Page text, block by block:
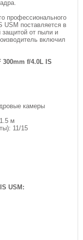
профессионального
USM поставляется в
защитой от пыли и
включил
300mm f/4.0L IS
камеры
м
11/15
USM: